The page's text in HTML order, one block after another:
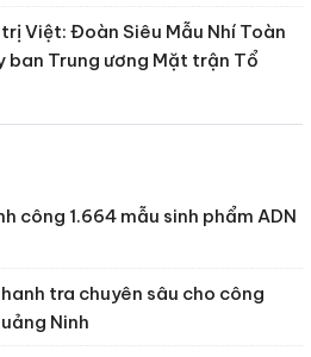
Việt: Đoàn Siêu Mẫu Nhí Toàn
ban Trung ương Mặt trận Tổ
công 1.664 mẫu sinh phẩm ADN
tra chuyên sâu cho công
Ninh